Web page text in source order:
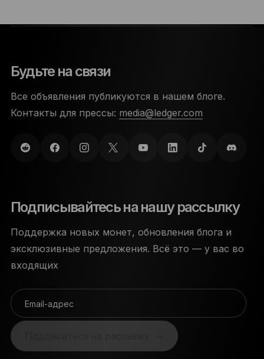
Будьте на связи
Все объявления публикуются в нашем блоге.
Контакты для прессы: media@ledger.com
Подписывайтесь на нашу рассылку
Поддержка новых монет, обновления блога и
эксклюзивные предложения. Всё это — у вас во
входящих
Email-адрес